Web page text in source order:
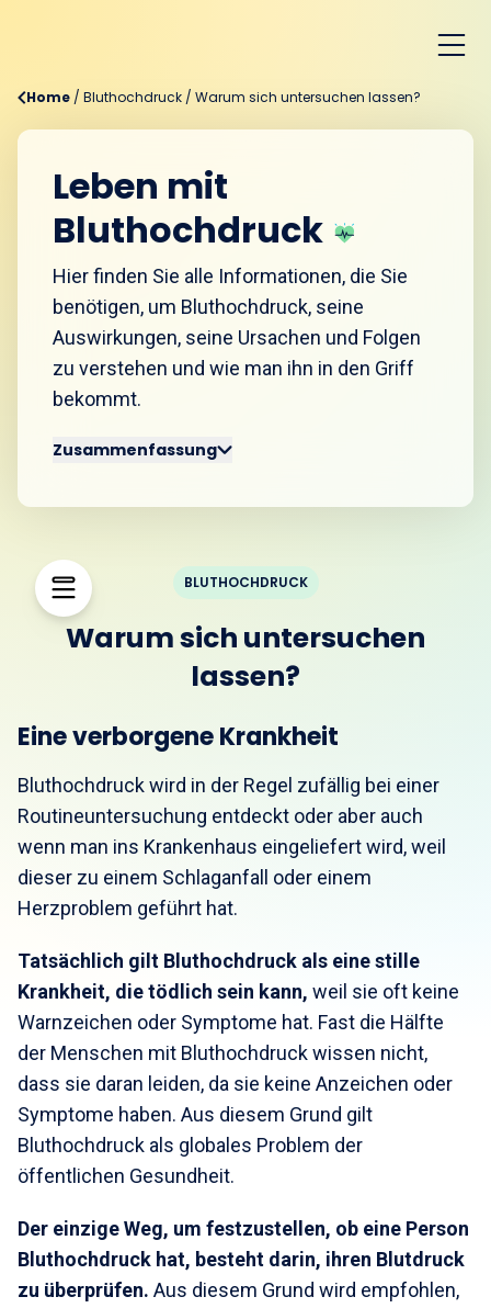
Home / Bluthochdruck / Warum sich untersuchen lassen?
Leben mit
Bluthochdruck
Hier finden Sie alle Informationen, die Sie
benötigen, um Bluthochdruck, seine
Auswirkungen, seine Ursachen und Folgen
zu verstehen und wie man ihn in den Griff
bekommt.
Zusammenfassung
BLUTHOCHDRUCK
Warum sich untersuchen
lassen?
Eine verborgene Krankheit
Bluthochdruck wird in der Regel zufällig bei einer
Routineuntersuchung entdeckt oder aber auch
wenn man ins Krankenhaus eingeliefert wird, weil
dieser zu einem Schlaganfall oder einem
Herzproblem geführt hat.
Tatsächlich gilt Bluthochdruck als eine stille
Krankheit, die tödlich sein kann, weil sie oft keine
Warnzeichen oder Symptome hat. Fast die Hälfte
der Menschen mit Bluthochdruck wissen nicht,
dass sie daran leiden, da sie keine Anzeichen oder
Symptome haben. Aus diesem Grund gilt
Bluthochdruck als globales Problem der
öffentlichen Gesundheit.
Der einzige Weg, um festzustellen, ob eine Person
Bluthochdruck hat, besteht darin, ihren Blutdruck
zu überprüfen. Aus diesem Grund wird empfohlen,